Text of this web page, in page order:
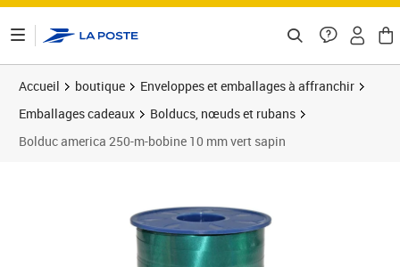
Accueil boutique
Enveloppes et emballages à affranchir
Emballages cadeaux
Bolducs, nœuds et rubans
Bolduc america 250-m-bobine 10 mm vert sapin